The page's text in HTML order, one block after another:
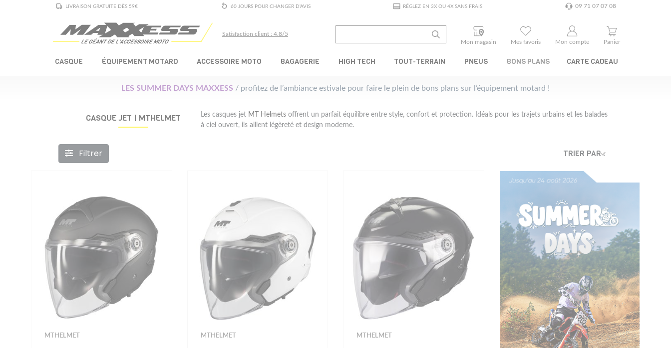
LIVRAISON GRATUITE DÈS 59€ 60 JOURS POUR CHANGER D'AVIS RÉGLEZ EN 3X OU 4X SANS FRAIS 09 71 07 07 08
Satisfaction client : 4.8/5
Mon magasin
Mes favoris Mon compte Panier
CASQUE ÉQUIPEMENT MOTARD ACCESSOIRE MOTO BAGAGERIE HIGH TECH TOUT-TERRAIN PNEUS BONS PLANS CARTE CADEAU
LES SUMMER DAYS MAXXESS / profitez de l’ambiance estivale pour faire le plein de bons plans sur l’équipement motard !
CASQUE JET | MTHELMET Les casques jet MT Helmets offrent un parfait équilibre entre style, confort et protection. Idéals pour les trajets urbains et les balades
à ciel ouvert, ils allient légèreté et design moderne.
Filtrer TRIER PAR :
MTHELMET MTHELMET MTHELMET